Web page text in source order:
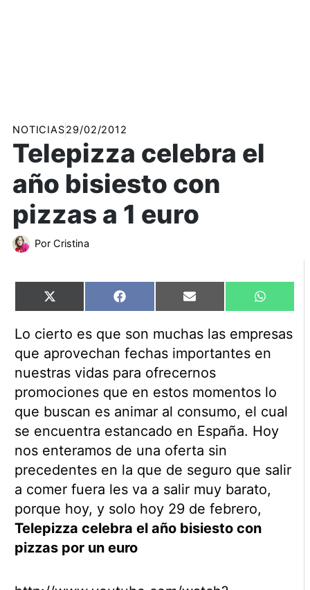
NOTICIAS29/02/2012
Telepizza celebra el
año bisiesto con
pizzas a 1 euro
Por Cristina
Compartir
en
X
(Twitter)
Compartir
en
Facebook Compartir
en
Email
en
Lo cierto es que son muchas las empresas
que aprovechan fechas importantes en
nuestras vidas para ofrecernos
promociones que en estos momentos lo
que buscan es animar al consumo, el cual
se encuentra estancado en España. Hoy
nos enteramos de una oferta sin
precedentes en la que de seguro que salir
a comer fuera les va a salir muy barato,
porque hoy, y solo hoy 29 de febrero,
Telepizza celebra el año bisiesto con
pizzas por un euro